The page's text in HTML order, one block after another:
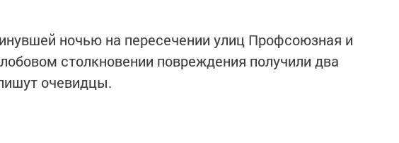
ночью на пересечении улиц Профсоюзная и
столкновении повреждения получили два
очевидцы.